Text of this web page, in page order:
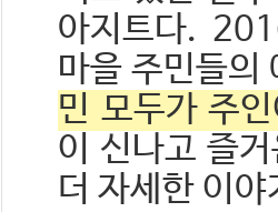
아지트다.
마을 주민들
민 모두가 주
이 신나고 즐
더 자세한 이